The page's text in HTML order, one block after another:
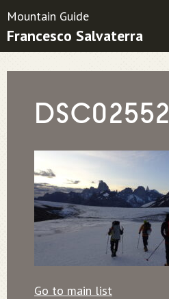
Friends
Mountain Guide
Francesco Salvaterra
DSC02552
Go to main list